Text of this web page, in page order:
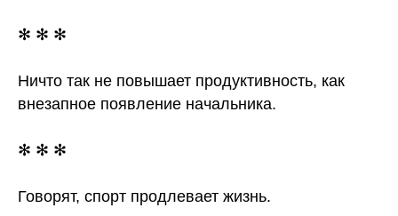
✻ ✻ ✻
Ничто так не повышает продуктивность, как
внезапное появление начальника.
✻ ✻ ✻
Говорят, спорт продлевает жизнь.